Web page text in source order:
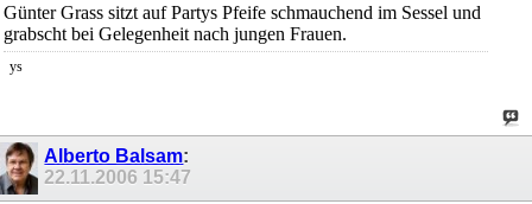
Günter Grass sitzt auf Partys Pfeife schmauchend im Sessel und
grabscht bei Gelegenheit nach jungen Frauen.
ys
Alberto Balsam:
22.11.2006 15:47